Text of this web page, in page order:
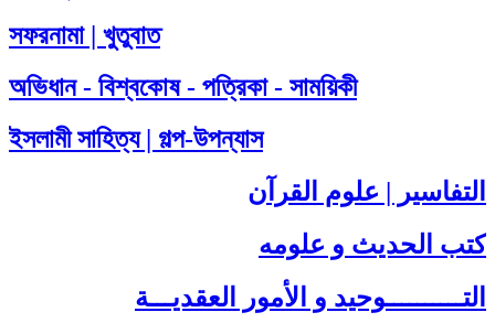
সফরনামা | খুতুবাত
অভিধান - বিশ্বকোষ - পত্রিকা - সাময়িকী
ইসলামী সাহিত্য | গল্প-উপন্যাস
التفاسير | علوم القرآن
كتب الحديث و علومه
التــــــــــوحيد و الأمور العقديـــة